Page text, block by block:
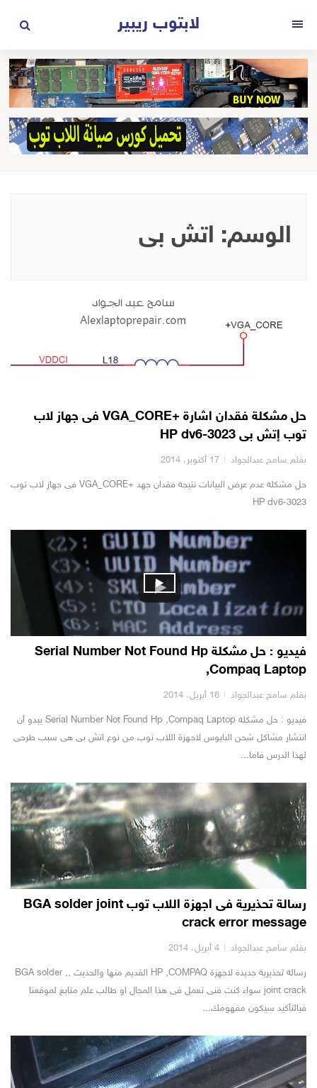
المحتوى
لابتوب ريبير
الوسم: اتش بى
حل مشكلة فقدان اشارة +VGA_CORE فى جهاز لاب
توب إتش بى HP dv6-3023
بقلم سامح عبدالجواد 17 أكتوبر، 2014
حل مشكلة عدم عرض البيانات نتيجة فقدان جهد +VGA_CORE فى جهاز لاب توب
HP dv6-3023
فيديو : حل مشكلة Serial Number Not Found Hp
,Compaq Laptop
بقلم سامح عبدالجواد 16 أبريل، 2014
فيديو : حل مشكلة Serial Number Not Found Hp ,Compaq Laptop يبدو أن
انتشار مشاكل شحن البايوس لاجهزة اللاب توب من نوع اتش بى هى سبب طرحى
لهذا الدرس فاما...
رسالة تحذيرية فى اجهزة اللاب توب BGA solder joint
crack error message
بقلم سامح عبدالجواد 4 أبريل، 2014
رسالة تحذيرية جديدة لاجهزة HP ,COMPAQ القديم منها والحديث ,, BGA solder
joint crack سواء كنت فنى تعمل فى هذا المجال او طالب علم متابع لموقعنا
فبالتأكيد سيكون مفهومك...